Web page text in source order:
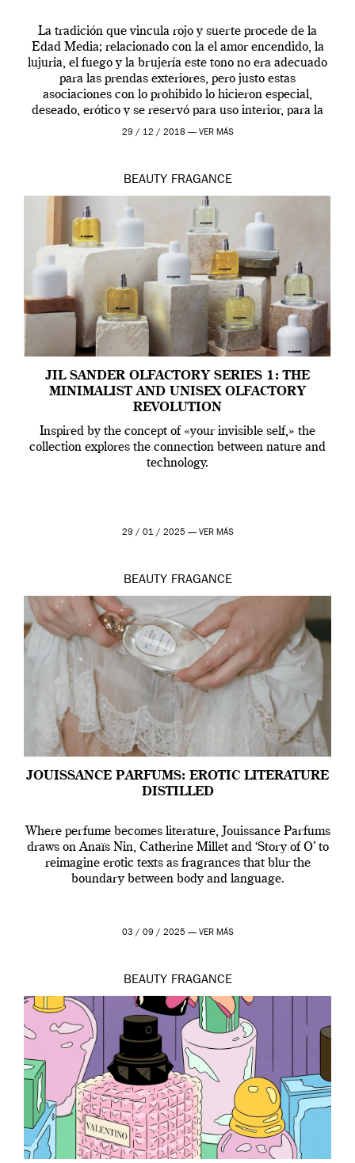
La tradición que vincula rojo y suerte procede de la
Edad Media; relacionado con la el amor encendido, la
lujuria, el fuego y la brujería este tono no era adecuado
para las prendas exteriores, pero justo estas
asociaciones con lo prohibido lo hicieron especial,
deseado, erótico y se reservó para uso interior, para la
ropa […]
29 / 12 / 2018 — VER MÁS
BEAUTY FRAGANCE
JIL SANDER OLFACTORY SERIES 1: THE
MINIMALIST AND UNISEX OLFACTORY
REVOLUTION
Inspired by the concept of «your invisible self,» the
collection explores the connection between nature and
technology.
29 / 01 / 2025 — VER MÁS
BEAUTY FRAGANCE
JOUISSANCE PARFUMS: EROTIC LITERATURE
DISTILLED
Where perfume becomes literature, Jouissance Parfums
draws on Anaïs Nin, Catherine Millet and ‘Story of O’ to
reimagine erotic texts as fragrances that blur the
boundary between body and language.
03 / 09 / 2025 — VER MÁS
BEAUTY FRAGANCE